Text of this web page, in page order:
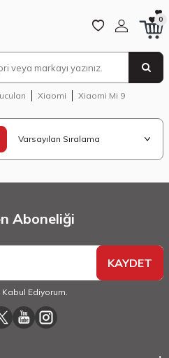
0
Xiaomi Xiaomi Mi 9
Aboneliği
KAYDET
Kabul Ediyorum.